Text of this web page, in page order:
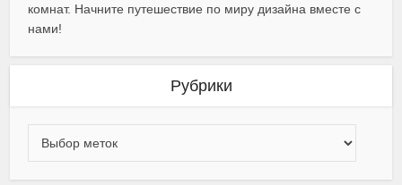
комнат. Начните путешествие по миру дизайна вместе с
нами!
Рубрики